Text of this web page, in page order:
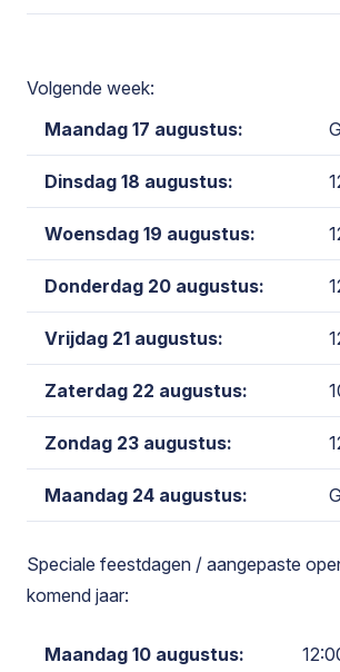
Volgende week:
Maandag 17 augustus:
Dinsdag 18 augustus:
Woensdag 19 augustus:
Donderdag 20 augustus:
Vrijdag 21 augustus:
Zaterdag 22 augustus:
Zondag 23 augustus:
Maandag 24 augustus:
Speciale feestdagen / aangepaste
komend jaar:
Maandag 10 augustus: